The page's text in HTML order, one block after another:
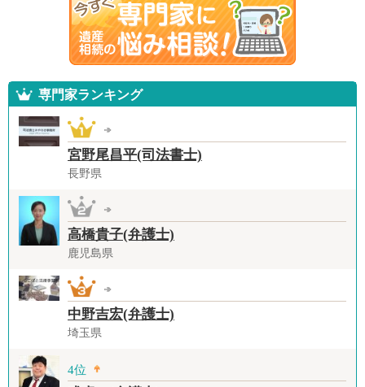
専門家ランキング
宮野尾昌平(司法書士)
長野県
高橋貴子(弁護士)
鹿児島県
中野吉宏(弁護士)
埼玉県
4位